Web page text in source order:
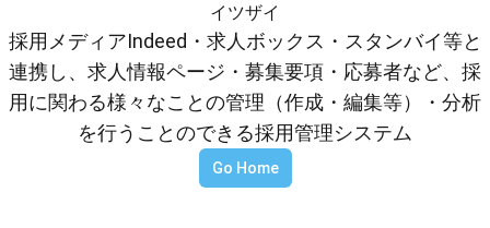
イツザイ
採用メディアIndeed・求人ボックス・スタンバイ等と
連携し、求人情報ページ・募集要項・応募者など、採
用に関わる様々なことの管理（作成・編集等）・分析
を行うことのできる採用管理システム
Go Home